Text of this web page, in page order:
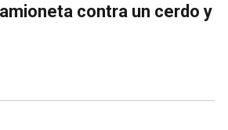
contra un cerdo y